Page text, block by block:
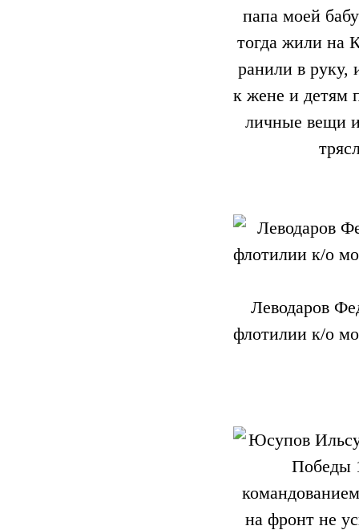
папа моей
тогда жили на
ранили в руку,
к жене и детям
личные вещи
Леводаров
флотилии к/о